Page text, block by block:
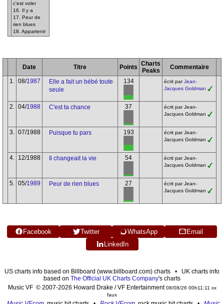
c'est voler
16. Il y a
17. Peur de
rien blues
18. Appartenir
Date Titre Points Charts
Peaks
Commentaire
1.
08/1987
Elle a fait un bébé toute
seule
134 écrit parJean-
Jacques Goldman
2. 04/1988 C'est ta chance 37
écrit par Jean-
Jacques Goldman
3. 07/1988 Puisque tu pars 193
écrit par Jean-
Jacques Goldman
4. 12/1988 Il changeait la vie 54
écrit par Jean-
Jacques Goldman
5. 05/1989 Peur de rien blues 27
écrit par Jean-
Jacques Goldman
Facebook Twitter WhatsApp
Email
LinkedIn
US charts info based on Billboard (www.billboard.com) charts • UK charts info
based on The Official UK Charts Company's charts
Music VF © 2007-2026 Howard Drake / VF Entertainment08/08/26 00h11:11 xx
faux